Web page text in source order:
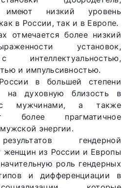
имеют низкий уровень
в России, так и в Европе.
отмечается более низкий
установок,
интеллектуальностью,
и импульсивностью.
в большей степени
на духовную близость в
с мужчинами, а также
более прагматичное
энергии.
гендерной
женщин из России и Европы
роль гендерных
и дифференциации в